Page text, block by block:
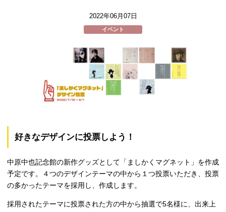
2022年06月07日
イベント
好きなデザインに投票しよう！
中原中也記念館の新作グッズとして「ましかくマグネット」を作成
予定です。４つのデザインテーマの中から１つ投票いただき、投票
の多かったテーマを採用し、作成します。
採用されたテーマに投票された方の中から抽選で5名様に、出来上